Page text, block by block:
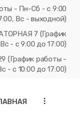
- Пн-Сб - с 9:00
Вс - выходной)
7 (График
- с 9:00 до 17:00)
(График работы -
- с 10:00 до 17:00)
...